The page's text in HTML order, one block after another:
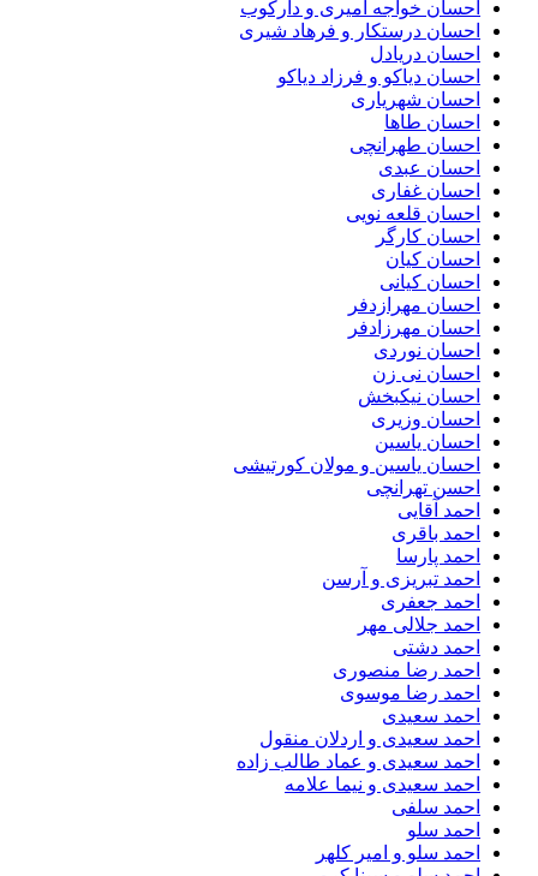
احسان خواجه امیری و دارکوب
احسان درستكار و فرهاد شيرى
احسان دریادل
احسان دیاکو و فرزاد دیاکو
احسان شهریاری
احسان طاها
احسان طهرانچی
احسان عبدی
احسان غفاری
احسان قلعه نویی
احسان کارگر
احسان کیان
احسان کیانی
احسان مهرازدفر
احسان مهرزادفر
احسان نوردی
احسان نی زن
احسان نیکبخش
احسان وزیری
احسان یاسین
احسان یاسین و مولان کورتیشی
احسن تهرانچی
احمد آقایی
احمد باقری
احمد پارسا
احمد تبریزی و آرسن
احمد جعفری
احمد جلالی مهر
احمد دشتی
احمد رضا منصوری
احمد رضا موسوی
احمد سعیدی
احمد سعیدی و اردلان منقول
احمد سعیدی و عماد طالب زاده
احمد سعیدی و نیما علامه
احمد سلفی
احمد سلو
احمد سلو و امیر کلهر